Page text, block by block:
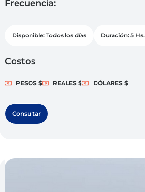
Frecuencia:
Disponible: Todos los días Duración: 5 Hs.
Costos
PESOS $ REALES $ DÓLARES $
Consultar